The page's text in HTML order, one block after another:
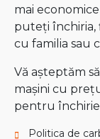
mai
puteți
cu familia sau
Vă așteptăm
mașini cu
pentru
Politica de